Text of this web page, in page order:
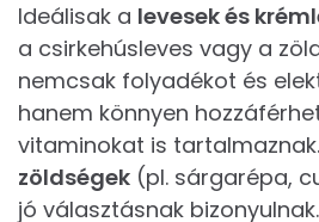
Ideálisak a levesek és
a csirkehúsleves vagy a
nemcsak folyadékot és
hanem könnyen
vitaminokat is
zöldségek (pl. sárgarépa,
jó választásnak